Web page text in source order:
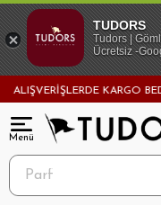
KARGO
TUDORS
Tudors |
Ücretsiz -